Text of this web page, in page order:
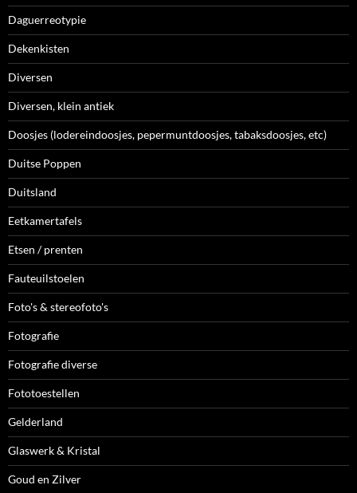
Daguerreotypie
Dekenkisten
Diversen
Diversen, klein antiek
Doosjes (lodereindoosjes, pepermuntdoosjes, tabaksdoosjes, etc)
Duitse Poppen
Duitsland
Eetkamertafels
Etsen / prenten
Fauteuilstoelen
Foto's & stereofoto's
Fotografie
Fotografie diverse
Fototoestellen
Gelderland
Glaswerk & Kristal
Goud en Zilver